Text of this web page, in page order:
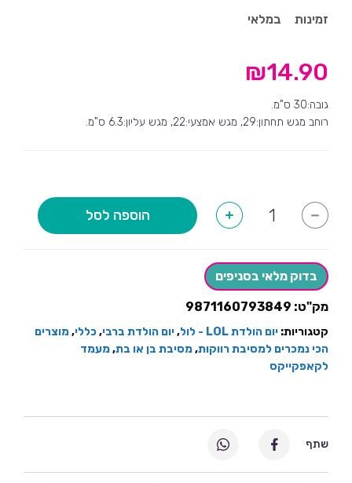
זמינות במלאי
₪14.90
גובה:30 ס"מ.
רוחב מגש תחתון:29, מגש אמצעי:22, מגש עליון:6.3 ס"מ.
-
של
+ הוספה לסל
בדוק מלאי בסניפים
מק"ט: 9871160793849
קטגוריות: יום הולדת LOL - לול ,יום הולדת ברבי,כללי,מוצרים
הכי נמכרים למסיבת רווקות,מסיבת בן או בת,מעמד
לקאפקייקס
שתף